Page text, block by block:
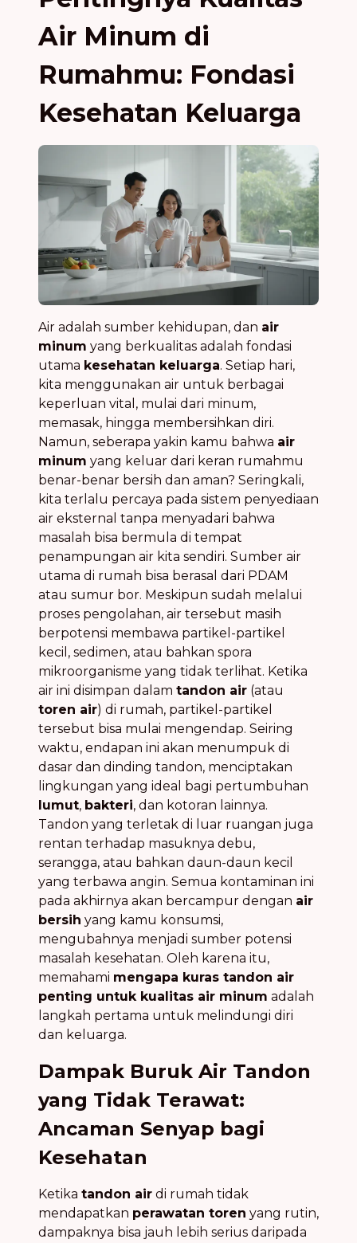
Air Minum di
Rumahmu: Fondasi
Kesehatan Keluarga
Air adalah sumber kehidupan, dan air
minum yang berkualitas adalah fondasi
utama kesehatan keluarga. Setiap hari,
kita menggunakan air untuk berbagai
keperluan vital, mulai dari minum,
memasak, hingga membersihkan diri.
Namun, seberapa yakin kamu bahwa air
minum yang keluar dari keran rumahmu
benar-benar bersih dan aman? Seringkali,
kita terlalu percaya pada sistem penyediaan
air eksternal tanpa menyadari bahwa
masalah bisa bermula di tempat
penampungan air kita sendiri. Sumber air
utama di rumah bisa berasal dari PDAM
atau sumur bor. Meskipun sudah melalui
proses pengolahan, air tersebut masih
berpotensi membawa partikel-partikel
kecil, sedimen, atau bahkan spora
mikroorganisme yang tidak terlihat. Ketika
air ini disimpan dalam tandon air (atau
toren air) di rumah, partikel-partikel
tersebut bisa mulai mengendap. Seiring
waktu, endapan ini akan menumpuk di
dasar dan dinding tandon, menciptakan
lingkungan yang ideal bagi pertumbuhan
lumut, bakteri, dan kotoran lainnya.
Tandon yang terletak di luar ruangan juga
rentan terhadap masuknya debu,
serangga, atau bahkan daun-daun kecil
yang terbawa angin. Semua kontaminan ini
pada akhirnya akan bercampur dengan air
bersih yang kamu konsumsi,
mengubahnya menjadi sumber potensi
masalah kesehatan. Oleh karena itu,
memahami mengapa kuras tandon air
penting untuk kualitas air minum adalah
langkah pertama untuk melindungi diri
dan keluarga.
Dampak Buruk Air Tandon
yang Tidak Terawat:
Ancaman Senyap bagi
Kesehatan
Ketika tandon air di rumah tidak
mendapatkan perawatan toren yang rutin,
dampaknya bisa jauh lebih serius daripada